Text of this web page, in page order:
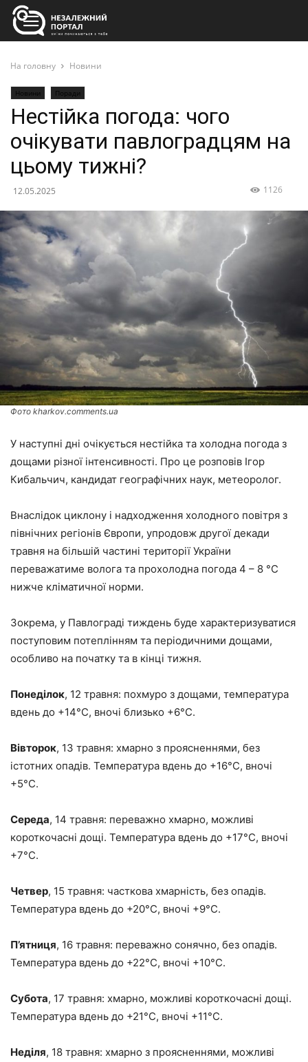
На головну Новини
Новини Поради
Нестійка погода: чого
очікувати павлоградцям на
цьому тижні?
12.05.2025 1126
Фото kharkov.comments.ua
У наступні дні очікується нестійка та холодна погода з
дощами різної інтенсивності. Про це розповів Ігор
Кибальчич, кандидат географічних наук, метеоролог.
Внаслідок циклону і надходження холодного повітря з
північних регіонів Європи, упродовж другої декади
травня на більшій частині території України
переважатиме волога та прохолодна погода 4 – 8 °С
нижче кліматичної норми.
Зокрема, у Павлограді тиждень буде характеризуватися
поступовим потеплінням та періодичними дощами,
особливо на початку та в кінці тижня.
Понеділок, 12 травня: похмуро з дощами, температура
вдень до +14°C, вночі близько +6°C.
Вівторок, 13 травня: хмарно з проясненнями, без
істотних опадів. Температура вдень до +16°C, вночі
+5°C.
Середа, 14 травня: переважно хмарно, можливі
короткочасні дощі. Температура вдень до +17°C, вночі
+7°C.
Четвер, 15 травня: часткова хмарність, без опадів.
Температура вдень до +20°C, вночі +9°C.
П’ятниця, 16 травня: переважно сонячно, без опадів.
Температура вдень до +22°C, вночі +10°C.
Субота, 17 травня: хмарно, можливі короткочасні дощі.
Температура вдень до +21°C, вночі +11°C.
Неділя, 18 травня: хмарно з проясненнями, можливі